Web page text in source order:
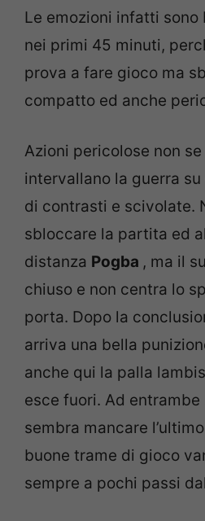
Le emozioni infatti
nei primi 45 minuti,
prova a fare gioco ma
compatto ed anche
Azioni pericolose non
intervallano la guerra
di contrasti e scivolate.
sbloccare la partita ed
distanza Pogba , ma il
chiuso e non centra lo
porta. Dopo la
arriva una bella
anche qui la palla
esce fuori. Ad entrambe
sembra mancare
buone trame di gioco
sempre a pochi passi